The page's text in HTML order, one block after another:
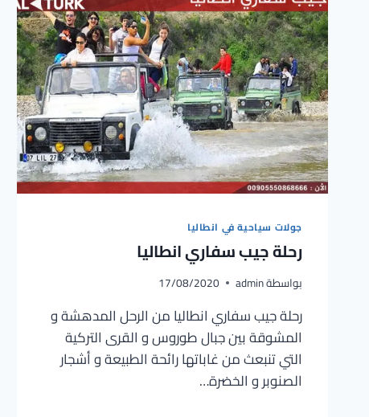
جولات سياحية في انطاليا
رحلة جيب سفاري انطاليا
بواسطةadmin
17/08/2020
رحلة جيب سفاري انطاليا من الرحل المدهشة و
المشوقة بين جبال طوروس و القرى التركية
التي تنبعث من غاباتها رائحة الطبيعة و أشجار
الصنوبر و الخضرة…